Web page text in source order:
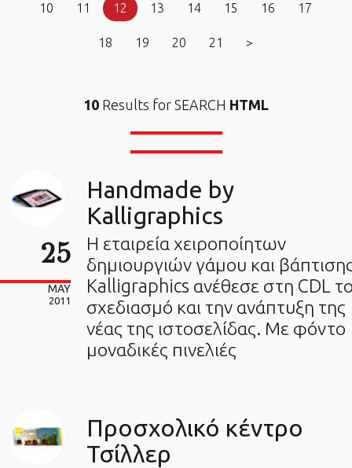
10 11 12 13 14 15 16 17
18 19 20 21 >
10 Results for SEARCH HTML
25
MAY
2011
Handmade by
Kalligraphics
Η εταιρεία χειροποίητων
δημιουργιών γάμου και
Kalligraphics ανέθεσε στη CDL
σχεδιασμό και την ανάπτυξη της
νέας της ιστοσελίδας. Με φόντο
μοναδικές πινελιές
Προσχολικό κέντρο
Τσίλλερ